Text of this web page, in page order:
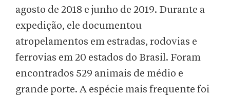
agosto de 2018 e junho de 2019. Durante a
expedição, ele documentou
atropelamentos em estradas, rodovias e
ferrovias em 20 estados do Brasil. Foram
encontrados 529 animais de médio e
grande porte. A espécie mais frequente foi